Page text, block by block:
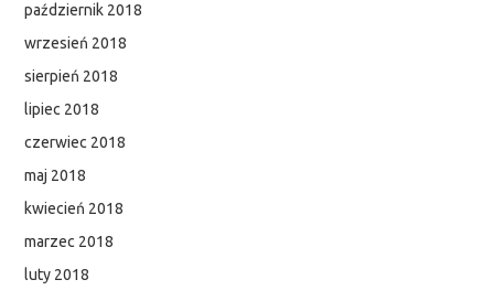
październik 2018
wrzesień 2018
sierpień 2018
lipiec 2018
czerwiec 2018
maj 2018
kwiecień 2018
marzec 2018
luty 2018